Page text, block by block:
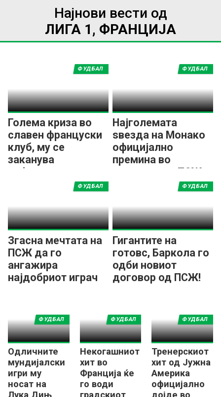
Најнови вести од
ЛИГА 1, ФРАНЦИЈА
Голема криза во
славен француски
клуб, му се
заканува
исфралање во
понизок ранг
ФУДБАЛ
Најголемата
ѕвезда на Монако
официјално
премина во
редовите на ПСЖ
ФУДБАЛ
Згасна мечтата на
ПСЖ да го
ангажира
најдобриот играч
ФУДБАЛ
Гигантите на
готовс, Баркола го
одби новиот
договор од ПСЖ!
ФУДБАЛ
Одличните
мундијалски
игри му
носат на
Лука Дињ
ФУДБАЛ
Некогашниот
хит во
Франција ќе
го води
градскиот
ФУДБАЛ
Тренерскиот
хит од Јужна
Америка
официјално
дојде во
ФУДБАЛ